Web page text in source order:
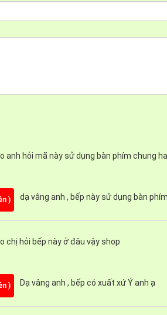
chính hãngGM6640IN còn hệ thống
là mẫu sản phẩm mới do
của bếp chỉ trong một lần bấm.
2800w, Tổng công suất định mức của
anh hỏi mã này sử dụng bàn phím chung
) dạ vâng anh , bếp này sử dụng bàn
chị hỏi bếp này ở đâu vậy shop
) Dạ vâng anh , bếp có xuất xứ Ý anh ạ